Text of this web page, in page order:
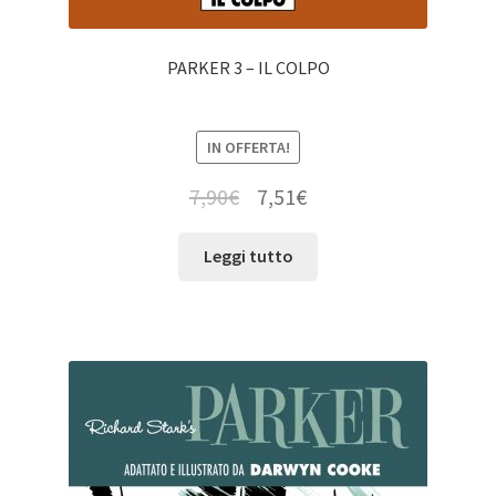
PARKER 3 – IL COLPO
IN OFFERTA!
7,90€ 7,51€
Leggi tutto